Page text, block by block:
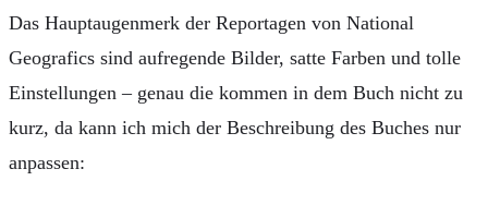
Das Hauptaugenmerk der Reportagen von National
Geografics sind aufregende Bilder, satte Farben und tolle
Einstellungen – genau die kommen in dem Buch nicht zu
kurz, da kann ich mich der Beschreibung des Buches nur
anpassen: